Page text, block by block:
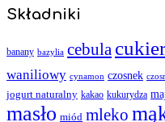
Składniki
banany bazylia cebula cukier
waniliowy cynamon czosnek
jogurt naturalny kakao kukurydza
masło miód mleko